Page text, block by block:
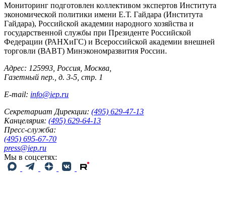
Мониторинг подготовлен коллективом экспертов Института
экономической политики имени Е.Т. Гайдара (Института
Гайдара), Российской академии народного хозяйства и
государственной службы при Президенте Российской
Федерации (РАНХиГС) и Всероссийской академии внешней
торговли (ВАВТ) Минэкономразвития России.
Адрес: 125993, Россия, Москва,
Газетный пер., д. 3-5, стр. 1
E-mail: info@iep.ru
Секретариат Дирекции: (495) 629-47-13
Канцелярия: (495) 629-64-13
Пресс-служба:
(495) 695-67-70
press@iep.ru
Мы в соцсетях: